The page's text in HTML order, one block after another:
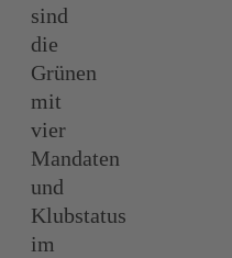
sind
die
Grünen
mit
vier
Mandaten
und
Klubstatus
im